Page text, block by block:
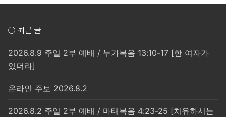
○ 최근 글
2026.8.9 주일 2부 예배 / 누가복음 13:10-17 [한 여자가
있더라]
온라인 주보 2026.8.2
2026.8.2 주일 2부 예배 / 마태복음 4:23-25 [치유하시는